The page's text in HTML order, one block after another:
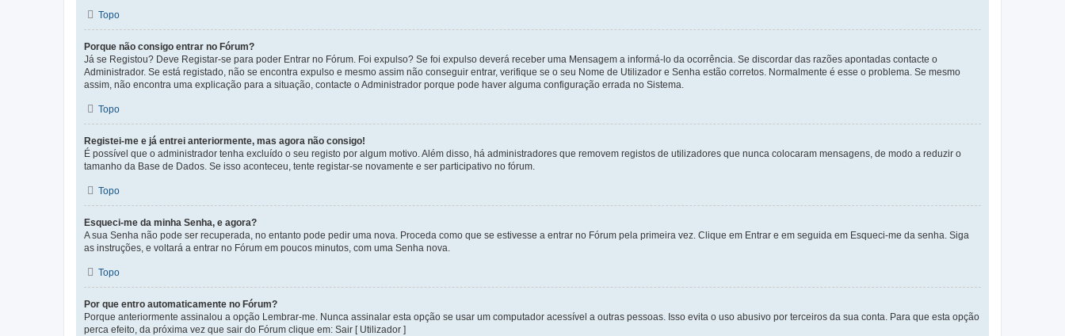
Topo
Porque não consigo entrar no Fórum?
Já se Registou? Deve Registar-se para poder Entrar no Fórum. Foi expulso? Se foi expulso deverá receber uma Mensagem a informá-lo da ocorrência. Se discordar das razões apontadas contacte o
Administrador. Se está registado, não se encontra expulso e mesmo assim não conseguir entrar, verifique se o seu Nome de Utilizador e Senha estão corretos. Normalmente é esse o problema. Se mesmo
assim, não encontra uma explicação para a situação, contacte o Administrador porque pode haver alguma configuração errada no Sistema.
Topo
Registei-me e já entrei anteriormente, mas agora não consigo!
É possível que o administrador tenha excluído o seu registo por algum motivo. Além disso, há administradores que removem registos de utilizadores que nunca colocaram mensagens, de modo a reduzir o
tamanho da Base de Dados. Se isso aconteceu, tente registar-se novamente e ser participativo no fórum.
Topo
Esqueci-me da minha Senha, e agora?
A sua Senha não pode ser recuperada, no entanto pode pedir uma nova. Proceda como que se estivesse a entrar no Fórum pela primeira vez. Clique em Entrar e em seguida em Esqueci-me da senha. Siga
as instruções, e voltará a entrar no Fórum em poucos minutos, com uma Senha nova.
Topo
Por que entro automaticamente no Fórum?
Porque anteriormente assinalou a opção Lembrar-me. Nunca assinalar esta opção se usar um computador acessível a outras pessoas. Isso evita o uso abusivo por terceiros da sua conta. Para que esta opção
perca efeito, da próxima vez que sair do Fórum clique em: Sair [ Utilizador ]